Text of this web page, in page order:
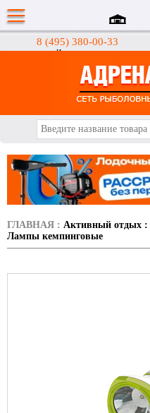
8 (495) 380-00-33
Интернет-магазин
ГЛАВНАЯ : Активный отдых :
Лампы кемпинговые